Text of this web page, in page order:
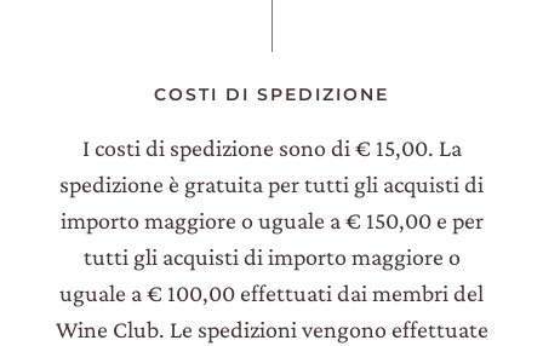
COSTI DI SPEDIZIONE
I costi di spedizione sono di € 15,00. La
spedizione è gratuita per tutti gli acquisti di
importo maggiore o uguale a € 150,00 e per
tutti gli acquisti di importo maggiore o
uguale a € 100,00 effettuati dai membri del
Wine Club. Le spedizioni vengono effettuate